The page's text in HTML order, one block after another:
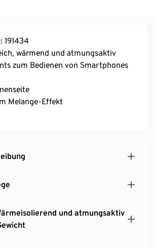
191434
wärmend und atmungsaktiv
zum Bedienen von Smartphones
Melange-Effekt
und atmungsaktiv